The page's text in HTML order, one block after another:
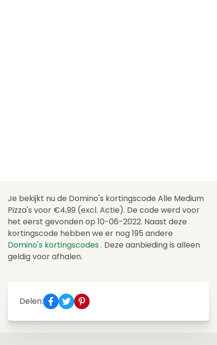
Je bekijkt nu de Domino's kortingscode Alle Medium
Pizza's voor €4,99 (excl. Actie). De code werd voor
het eerst gevonden op 10-06-2022. Naast deze
kortingscode hebben we er nog 195 andere
Domino's kortingscodes . Deze aanbieding is alleen
geldig voor afhalen.
Delen: